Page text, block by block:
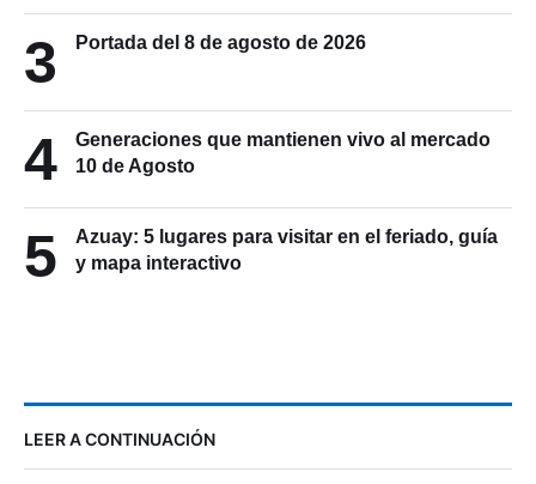
3 Portada del 8 de agosto de 2026
4
Generaciones que mantienen vivo al mercado
10 de Agosto
5
Azuay: 5 lugares para visitar en el feriado, guía
y mapa interactivo
LEER A CONTINUACIÓN